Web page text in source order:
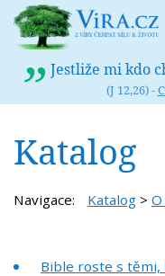
Jestliže mi kdo
(J 12,26) -
Katalog
Navigace: Katalog > O
Bible roste s těmi,